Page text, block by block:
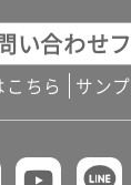
い合わせ
ちら サン